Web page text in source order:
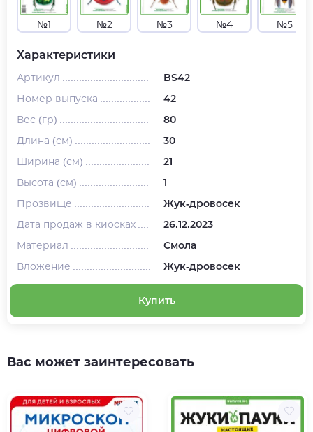
№1 №2 №3 №4 №5
Характеристики
Артикул
BS42
Номер выпуска
42
Вес (гр)
80
Длина (см)
30
Ширина (см)
21
Высота (см)
1
Прозвище
Жук-дровосек
Дата продаж в киосках
26.12.2023
Материал
Смола
Вложение
Жук-дровосек
Купить
Вас может заинтересовать